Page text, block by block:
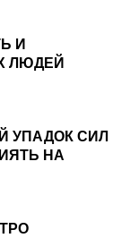
И
ЛЮДЕЙ
УПАДОК СИЛ
НА